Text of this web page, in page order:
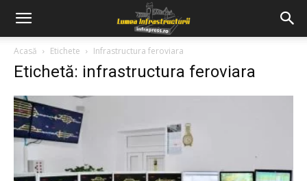
Acasă Etichete Infrastructura feroviara
Etichetă: infrastructura feroviara